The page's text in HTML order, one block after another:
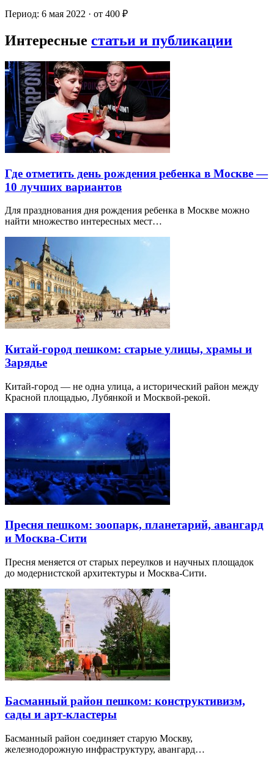
Период: 6 мая 2022 · от 400 ₽
Интересные статьи и публикации
Где отметить день рождения ребенка в Москве —
10 лучших вариантов
Для празднования дня рождения ребенка в Москве можно
найти множество интересных мест…
Китай-город пешком: старые улицы, храмы и
Зарядье
Китай-город — не одна улица, а исторический район между
Красной площадью, Лубянкой и Москвой-рекой.
Пресня пешком: зоопарк, планетарий, авангард
и Москва-Сити
Пресня меняется от старых переулков и научных площадок
до модернистской архитектуры и Москва-Сити.
Басманный район пешком: конструктивизм,
сады и арт-кластеры
Басманный район соединяет старую Москву,
железнодорожную инфраструктуру, авангард…